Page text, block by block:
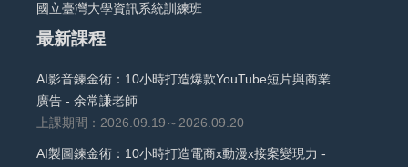
國立臺灣大學資訊系統訓練班
最新課程
AI影音鍊金術：10小時打造爆款YouTube短片與商業
廣告 - 余常謙老師
上課期間：2026.09.19～2026.09.20
AI製圖鍊金術：10小時打造電商x動漫x接案變現力 -